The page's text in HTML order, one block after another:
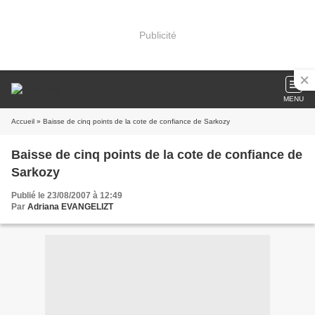
Publicité
MENU
Accueil » Baisse de cinq points de la cote de confiance de Sarkozy
Baisse de cinq points de la cote de confiance de
Sarkozy
Publié le 23/08/2007 à 12:49
Par Adriana EVANGELIZT